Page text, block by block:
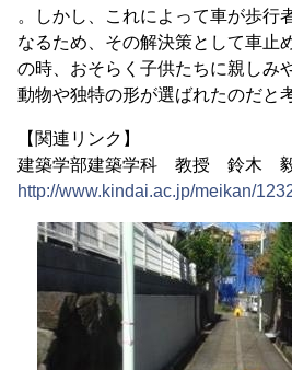
。しかし、これによって車が歩行
なるため、その解決策として車止
の時、おそらく子供たちに親しみ
動物や独特の形が選ばれたのだと
【関連リンク】
建築学部建築学科 教授 鈴木 毅
http://www.kindai.ac.jp/meikan/